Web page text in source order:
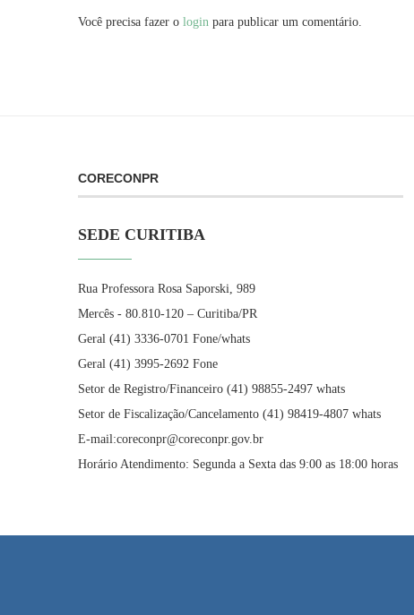
Você precisa fazer o login para publicar um comentário.
CORECONPR
SEDE CURITIBA
Rua Professora Rosa Saporski, 989
Mercês - 80.810-120 – Curitiba/PR
Geral (41) 3336-0701 Fone/whats
Geral (41) 3995-2692 Fone
Setor de Registro/Financeiro (41) 98855-2497 whats
Setor de Fiscalização/Cancelamento (41) 98419-4807 whats
E-mail:coreconpr@coreconpr.gov.br
Horário Atendimento: Segunda a Sexta das 9:00 as 18:00 horas